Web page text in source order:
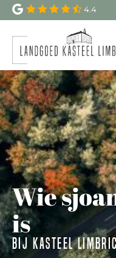
4.4
Wie
is
Bij Kasteel